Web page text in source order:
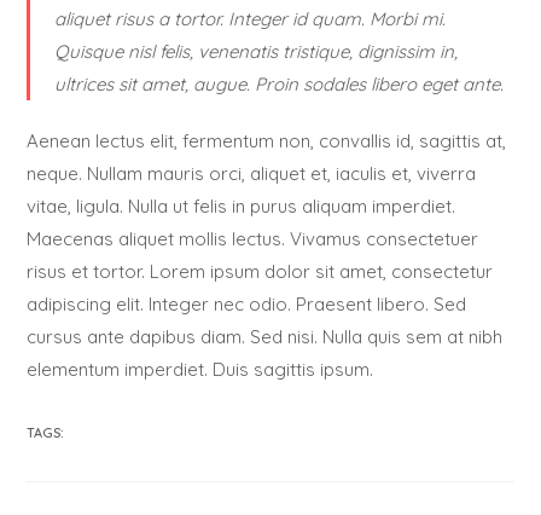
aliquet risus a tortor. Integer id quam. Morbi mi.
Quisque nisl felis, venenatis tristique, dignissim in,
ultrices sit amet, augue. Proin sodales libero eget ante.
Aenean lectus elit, fermentum non, convallis id, sagittis at,
neque. Nullam mauris orci, aliquet et, iaculis et, viverra
vitae, ligula. Nulla ut felis in purus aliquam imperdiet.
Maecenas aliquet mollis lectus. Vivamus consectetuer
risus et tortor. Lorem ipsum dolor sit amet, consectetur
adipiscing elit. Integer nec odio. Praesent libero. Sed
cursus ante dapibus diam. Sed nisi. Nulla quis sem at nibh
elementum imperdiet. Duis sagittis ipsum.
TAGS: